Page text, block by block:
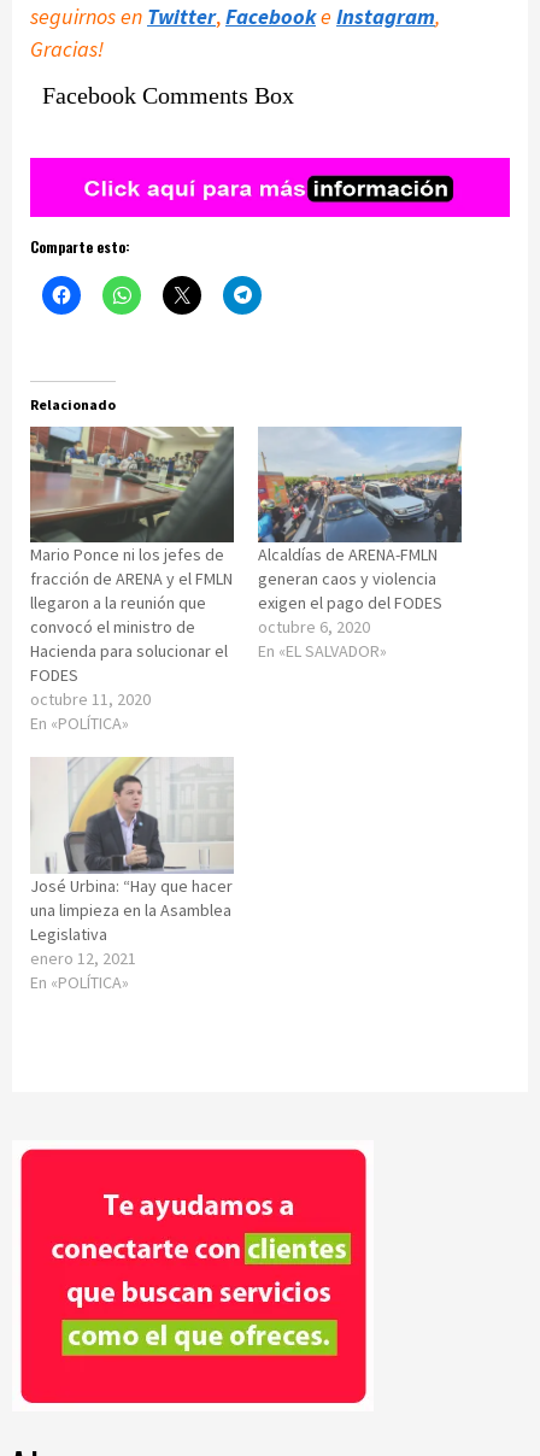
seguirnos en Twitter,Facebooke Instagram,
Gracias!
Facebook Comments Box
Comparte esto:
Relacionado
Mario Ponce ni los jefes de
fracción de ARENA y el FMLN
llegaron a la reunión que
convocó el ministro de
Hacienda para solucionar el
FODES
octubre 11, 2020
En «POLÍTICA»
Alcaldías de ARENA-FMLN
generan caos y violencia
exigen el pago del FODES
octubre 6, 2020
En «EL SALVADOR»
José Urbina: “Hay que hacer
una limpieza en la Asamblea
Legislativa
enero 12, 2021
En «POLÍTICA»